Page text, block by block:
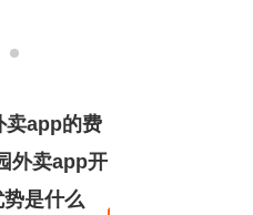
卖app的费
外卖app开
是什么